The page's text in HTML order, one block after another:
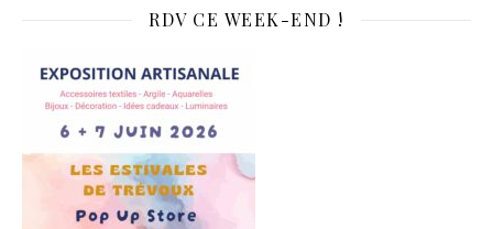
RDV CE WEEK-END !